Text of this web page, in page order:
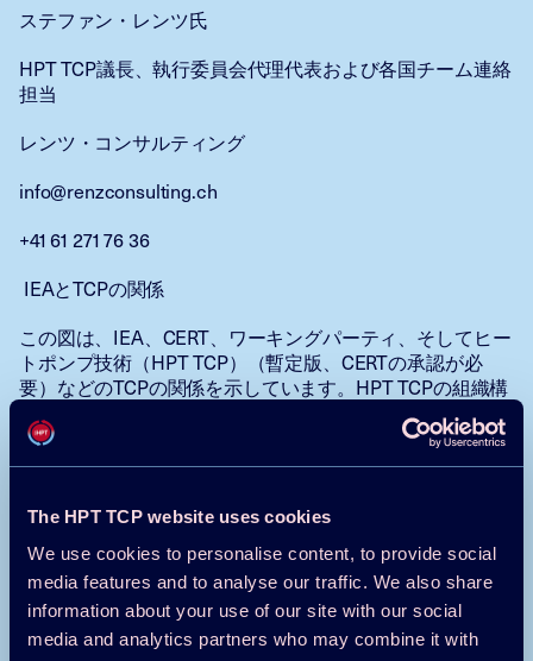
The HPT TCP website uses cookies
We use cookies to personalise content, to provide social
media features and to analyse our traffic. We also share
information about your use of our site with our social
media and analytics partners who may combine it with
ステファン・レンツ氏
HPT TCP議長、執行委員会代理代表および各国チーム連絡
担当
レンツ・コンサルティング
info@renzconsulting.ch
+41 61 271 76 36
IEAとTCPの関係
この図は、IEA、CERT、ワーキングパーティ、そしてヒー
トポンプ技術（HPT TCP）（暫定版、CERTの承認が必
要）などのTCPの関係を示しています。HPT TCPの組織構
造とHPCの主な活動についても図示されています。